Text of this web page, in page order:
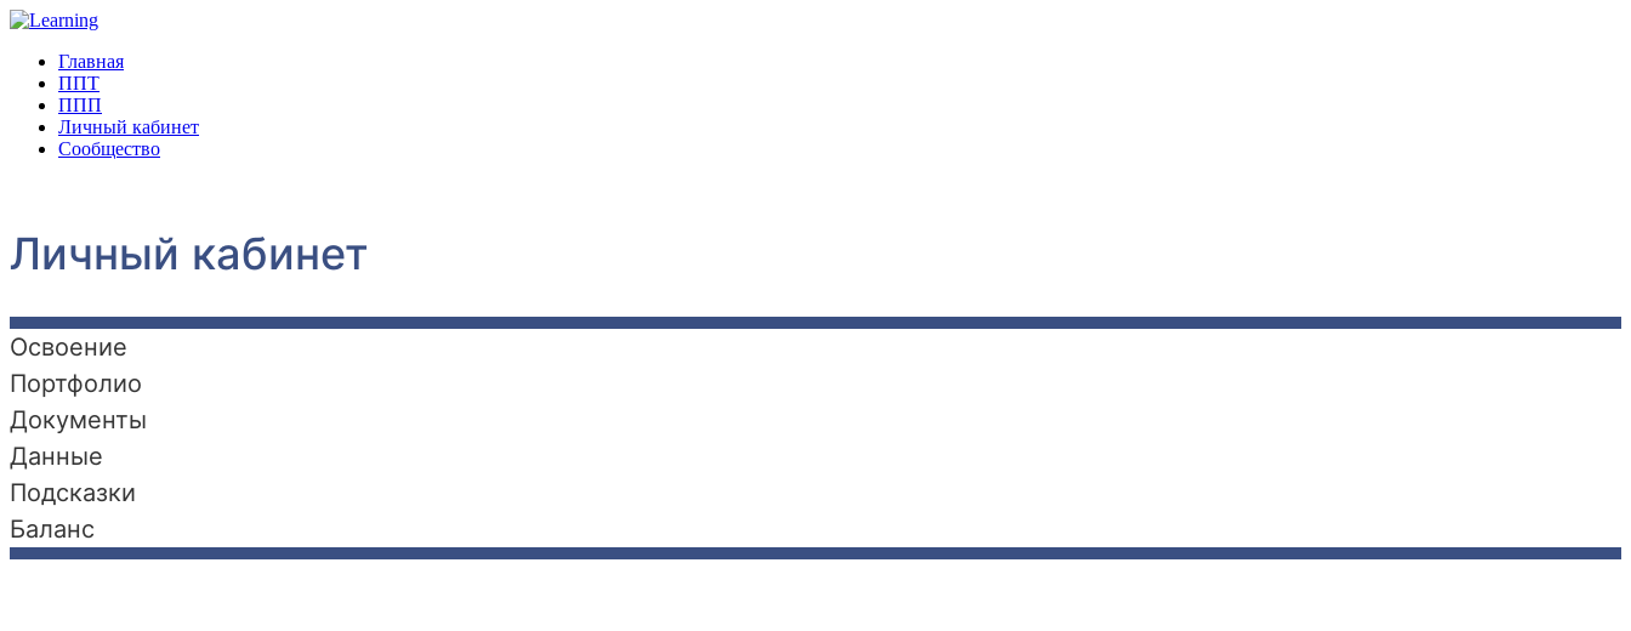
Главная
ППТ
ППП
Личный кабинет
Сообщество
Личный кабинет
Освоение
Портфолио
Документы
Данные
Подсказки
Баланс